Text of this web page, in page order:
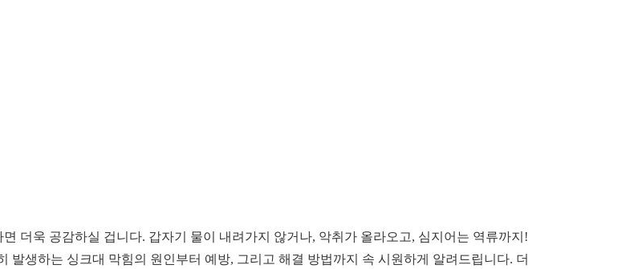
더욱 공감하실 겁니다. 갑자기 물이 내려가지 않거나, 악취가 올라오고, 심지어는 역류까지!
생하는 싱크대 막힘의 원인부터 예방, 그리고 해결 방법까지 속 시원하게 알려드립니다. 더